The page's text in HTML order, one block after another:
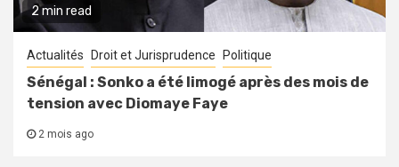
2 min read
Actualités Droit et Jurisprudence Politique
Sénégal : Sonko a été limogé après des mois de
tension avec Diomaye Faye
2 mois ago